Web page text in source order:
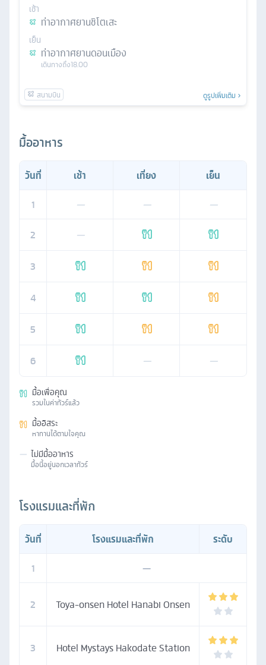
เช้า
ท่าอากาศยานชิโตเสะ
เย็น
ท่าอากาศยานดอนเมือง
เดินทางถึง18.00
ดูรูปเพิ่มเติม
มื้ออาหาร
วันที่ เช้า เที่ยง
เย็น
1
— —
—
2
—
3
4
5
6 — —
มื้อเพื่อคุณ
รวมในค่าทัวร์แล้ว
มื้ออิสระ
หาทานได้ตามใจคุณ
— ไม่มีมื้ออาหาร
มื้อนี้อยู่นอกเวลาทัวร์
โรงแรมและที่พัก
วันที่ โรงแรมและที่พัก
ระดับ
1
—
2 Toya-onsen Hotel Hanabi Onsen
3 Hotel Mystays Hakodate Station